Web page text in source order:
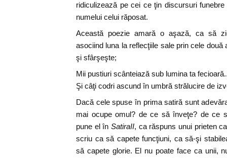
ridiculizează pe cei ce ţin discursuri
numelui celui răposat.
Această poezie amară o aşază, ca să
asociind luna la reflecţiile sale prin cele
şi sfârşeşte;
Mii pustiuri scânteiază sub lumina ta
Şi câţi codri ascund în umbră strălucire de
Dacă cele spuse în prima satiră sunt
mai ocupe omul? de ce să înveţe? de ce
pune el în SatiraII, ca răspuns unui prieten
scriu ca să capete funcţiuni, ca să-şi
să capete glorie. El nu poate face ca unii,